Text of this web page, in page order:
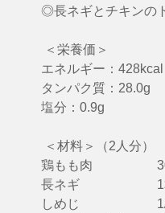
◎長ネギとチキンの
＜栄養価＞
エネルギー：428kcal
タンパク質：28.0g
塩分：0.9g
＜材料＞（2人分）
鶏もも肉　　　　　
長ネギ　　　　　　
しめじ　　　　　　